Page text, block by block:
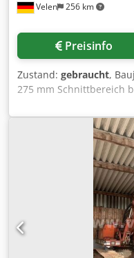
Velen 256 km
Preisinfo
Zustand: gebraucht,
275 mm Schnittbereich
Nnnopfx Agpoha
mm Schnittbereich bei
Schnittbereich bei 45
45 Grad: vierkant 60
80 x 50 mm
Gesamtleistungsbedarf
t Raumbedarf ca. 900 x
Kaltkreissäge mit: -
Auflageschiene 1500mm